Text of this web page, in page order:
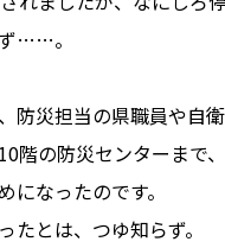
……。
防災担当の県職員や自
階の防災センターまで
になったのです。
たとは、つゆ知らず。